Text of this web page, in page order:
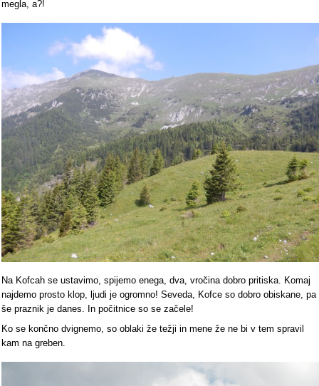
megla, a?!
Na Kofcah se ustavimo, spijemo enega, dva, vročina dobro pritiska. Komaj
najdemo prosto klop, ljudi je ogromno! Seveda, Kofce so dobro obiskane, pa
še praznik je danes. In počitnice so se začele!
Ko se končno dvignemo, so oblaki že težji in mene že ne bi v tem spravil
kam na greben.